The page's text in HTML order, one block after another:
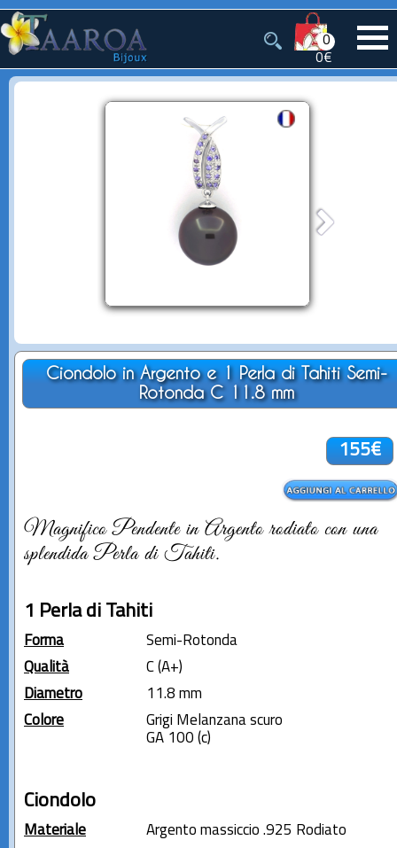
0
0€
Ciondolo in Argento e 1 Perla di Tahiti Semi-
Rotonda C 11.8 mm
155€
Magnifico Pendente in Argento rodiato con una
splendida Perla di Tahiti.
1 Perla di Tahiti
Forma
Semi-Rotonda
Qualità
C (A+)
Diametro
11.8 mm
Colore
Grigi Melanzana scuro
GA 100 (c)
Ciondolo
Materiale
Argento massiccio .925 Rodiato